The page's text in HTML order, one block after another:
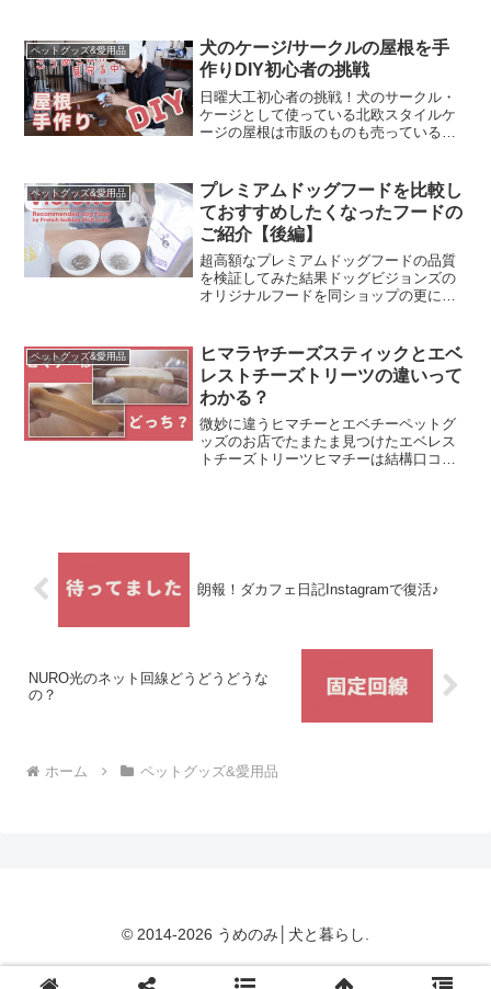
アムドッグフードと呼ばれるものプレミ
アムドッグフードってなに...
ペットグッズ&愛用品
犬のケージ/サークルの屋根を手
作りDIY初心者の挑戦
日曜大工初心者の挑戦！犬のサークル・
ケージとして使っている北欧スタイルケ
ージの屋根は市販のものも売っているの
きな家具なので、やっぱり有効活用した
くて上に犬用品をおいて置...
ペットグッズ&愛用品
プレミアムドッグフードを比較し
ておすすめしたくなったフードの
ご紹介【後編】
超高額なプレミアムドッグフードの品質
を検証してみた結果ドッグビジョンズの
オリジナルフードを同ショップの更にグ
グフードを比較しておすすめしたくなっ
たフードのご紹介【前編】...
ペットグッズ&愛用品
ヒマラヤチーズスティックとエベ
レストチーズトリーツの違いって
わかる？
微妙に違うヒマチーとエベチーペットグ
ッズのお店でたまたま見つけたエベレス
トチーズトリーツヒマチーは結構口コミ
朗報！ダカフェ日記Instagramで復活♪
NURO光のネット回線どうどうどうな
の？
ホーム ペットグッズ&愛用品
© 2014-2026 うめのみ│犬と暮らし.